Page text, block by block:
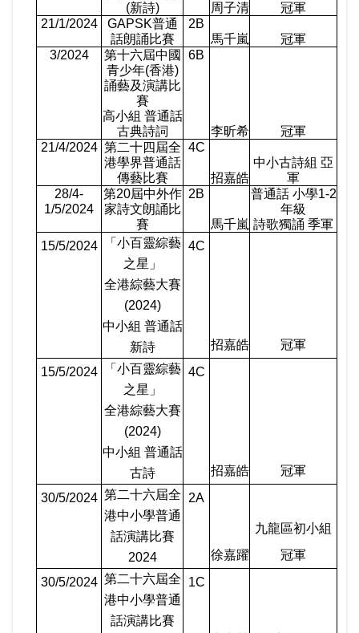
(新詩) 周子清
冠軍
21/1/2024
GAPSK普通
話朗誦比賽
2B
馬千嵐
冠軍
3/2024
第十六屆中國
青少年(香港)
誦藝及演講比
賽
高小組 普通話
古典詩詞
6B
李昕希
冠軍
21/4/2024 第二十四屆全
港學界普通話
傳藝比賽
4C
招嘉皓
中小古詩組 亞
軍
28/4-
1/5/2024
第20屆中外作
家詩文朗誦比
賽
2B
馬千嵐
普通話 小學1-2
年級
詩歌獨誦 季軍
15/5/2024
「小百靈綜藝
之星」
全港綜藝大賽
(2024)
中小組 普通話
新詩
4C
招嘉皓
冠軍
15/5/2024
「小百靈綜藝
之星」
全港綜藝大賽
(2024)
中小組 普通話
古詩
4C
招嘉皓
冠軍
30/5/2024 第二十六屆全
港中小學普通
話演講比賽
2024
2A
徐嘉躍
九龍區初小組
冠軍
30/5/2024 第二十六屆全
港中小學普通
話演講比賽
1C